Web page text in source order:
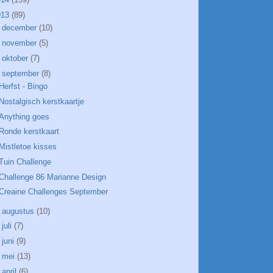
(89)
december (10)
november (5)
oktober (7)
september (8)
- Bingo
kerstkaartje
goes
kerstkaart
kisses
Challenge
86 Marianne Design
Challenges September
augustus (10)
juli (7)
juni (9)
mei (13)
april (6)